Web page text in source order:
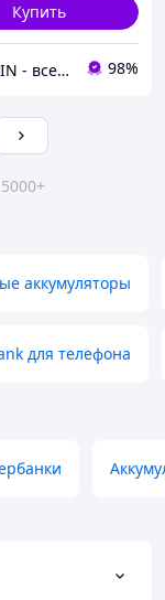
Купить
CHINILKIN - все для ремонта телефонов. Мобильные аксессуары. 98%
аккумуляторы
для телефона